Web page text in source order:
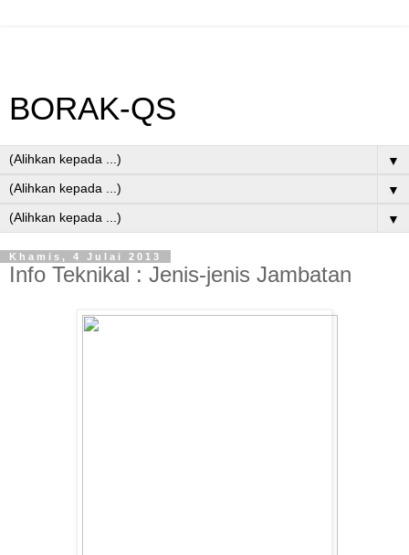
BORAK-QS
▼
▼
▼
Khamis, 4 Julai 2013
Info Teknikal : Jenis-jenis Jambatan